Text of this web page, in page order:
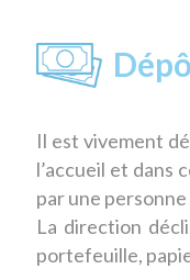
Il est vivement
l’accueil et dans
par une
La direction
portefeuille,